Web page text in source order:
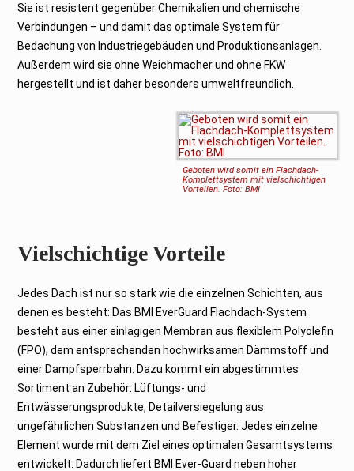
Sie ist resistent gegenüber Chemikalien und chemische
Verbindungen – und damit das optimale System für
Bedachung von Industriegebäuden und Produktionsanlagen.
Außerdem wird sie ohne Weichmacher und ohne FKW
hergestellt und ist daher besonders umweltfreundlich.
Geboten wird somit ein Flachdach-
Komplettsystem mit vielschichtigen
Vorteilen. Foto: BMI
Vielschichtige Vorteile
Jedes Dach ist nur so stark wie die einzelnen Schichten, aus
denen es besteht: Das BMI EverGuard Flachdach-System
besteht aus einer einlagigen Membran aus flexiblem Polyolefin
(FPO), dem entsprechenden hochwirksamen Dämmstoff und
einer Dampfsperrbahn. Dazu kommt ein abgestimmtes
Sortiment an Zubehör: Lüftungs- und
Entwässerungsprodukte, Detailversiegelung aus
ungefährlichen Substanzen und Befestiger. Jedes einzelne
Element wurde mit dem Ziel eines optimalen Gesamtsystems
entwickelt. Dadurch liefert BMI Ever-Guard neben hoher